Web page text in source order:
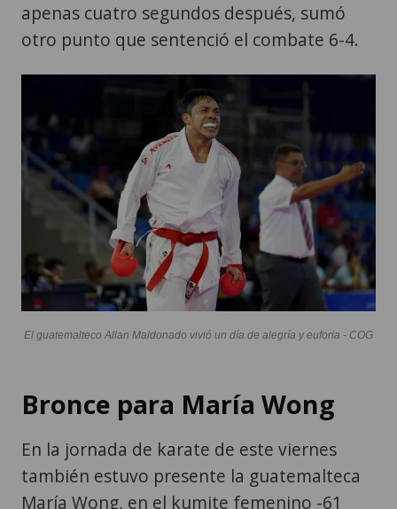
apenas cuatro segundos después, sumó
otro punto que sentenció el combate 6-4.
El guatemalteco Allan Maldonado vivió un día de alegría y euforia - COG
Bronce para María Wong
En la jornada de karate de este viernes
también estuvo presente la guatemalteca
María Wong, en el kumite femenino -61